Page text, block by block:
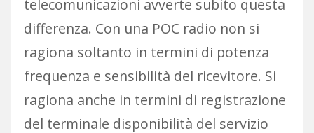
telecomunicazioni avverte subito questa
differenza. Con una POC radio non si
ragiona soltanto in termini di potenza
frequenza e sensibilità del ricevitore. Si
ragiona anche in termini di registrazione
del terminale disponibilità del servizio